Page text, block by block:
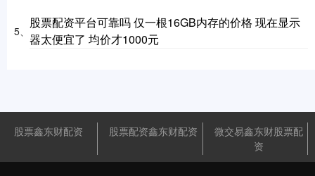
5、
股票配资平台可靠吗 仅一根16GB内存的价格 现在显示
器太便宜了 均价才1000元
股票鑫东财配资 股票配资鑫东财配资
微交易鑫东财股票配
资